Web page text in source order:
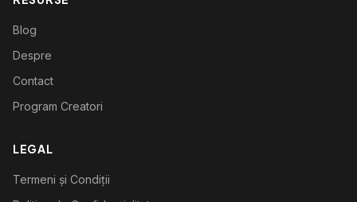
Blog
Despre
Contact
Program Creatori
LEGAL
Termeni și Condiții